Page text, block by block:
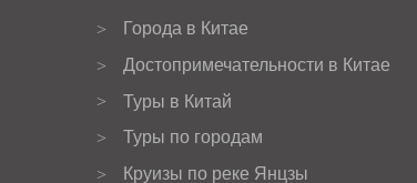
>
Города в Китае
>
Достопримечательности в Китае
>
Туры в Китай
>
Туры по городам
>
Круизы по реке Янцзы